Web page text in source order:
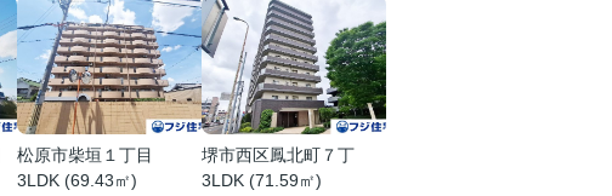
松原市柴垣１丁目
3LDK (69.43㎡)
堺市西区鳳北町７丁
3LDK (71.59㎡)